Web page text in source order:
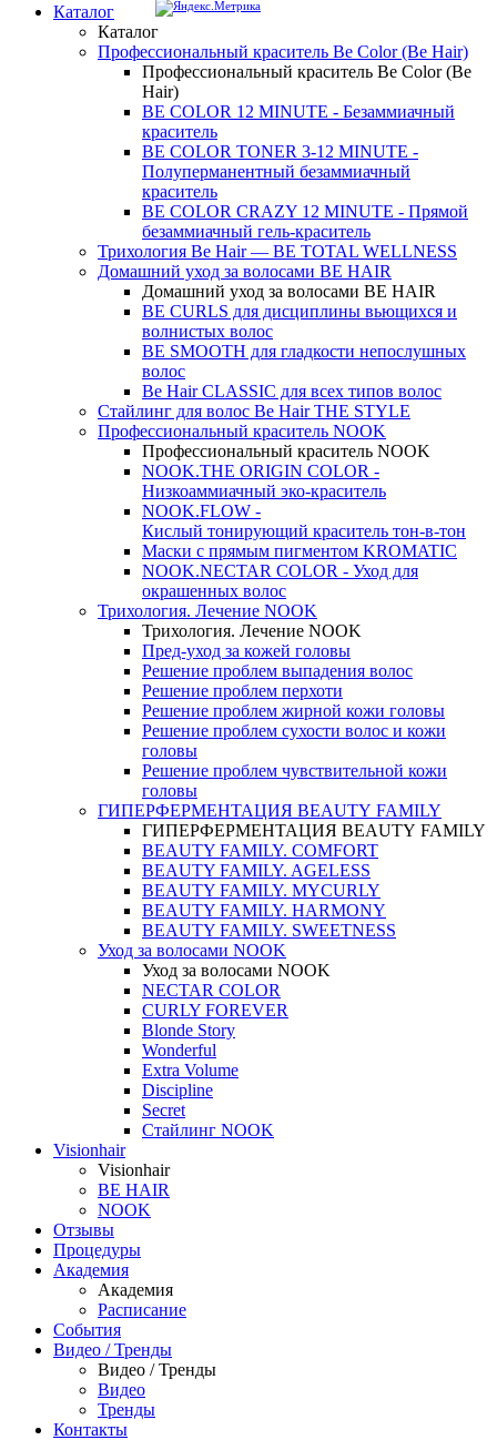
Каталог
Каталог
Профессиональный краситель Be Color (Be Hair)
Профессиональный краситель Be Color (Be
Hair)
BE COLOR 12 MINUTE - Безаммиачный
краситель
BE COLOR TONER 3-12 MINUTE -
Полуперманентный безаммиачный
краситель
BE COLOR CRAZY 12 MINUTE - Прямой
безаммиачный гель-краситель
Трихология Be Hair — BE TOTAL WELLNESS
Домашний уход за волосами BE HAIR
Домашний уход за волосами BE HAIR
BE CURLS для дисциплины вьющихся и
волнистых волос
BE SMOOTH для гладкости непослушных
волос
Be Hair CLASSIC для всех типов волос
Стайлинг для волос Be Hair THE STYLE
Профессиональный краситель NOOK
Профессиональный краситель NOOK
NOOK.THE ORIGIN COLOR -
Низкоаммиачный эко-краситель
NOOK.FLOW -
Кислый тонирующий краситель тон-в-тон
Маски с прямым пигментом KROMATIC
NOOK.NECTAR COLOR - Уход для
окрашенных волос
Трихология. Лечение NOOK
Трихология. Лечение NOOK
Пред-уход за кожей головы
Решение проблем выпадения волос
Решение проблем перхоти
Решение проблем жирной кожи головы
Решение проблем сухости волос и кожи
головы
Решение проблем чувствительной кожи
головы
ГИПЕРФЕРМЕНТАЦИЯ BEAUTY FAMILY
ГИПЕРФЕРМЕНТАЦИЯ BEAUTY FAMILY
BEAUTY FAMILY. COMFORT
BEAUTY FAMILY. AGELESS
BEAUTY FAMILY. MYCURLY
BEAUTY FAMILY. HARMONY
BEAUTY FAMILY. SWEETNESS
Уход за волосами NOOK
Уход за волосами NOOK
NECTAR COLOR
CURLY FOREVER
Blonde Story
Wonderful
Extra Volume
Discipline
Secret
Стайлинг NOOK
Visionhair
Visionhair
BE HAIR
NOOK
Отзывы
Процедуры
Академия
Академия
Расписание
События
Видео / Тренды
Видео / Тренды
Видео
Тренды
Контакты